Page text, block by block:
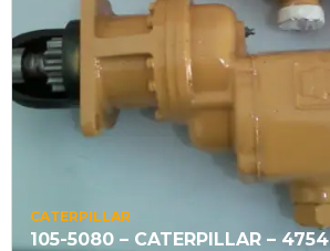
CATERPILLAR
105-5080 – CATERPILLAR – 4754